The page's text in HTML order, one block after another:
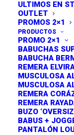
ULTIMOS EN
OUTLET
PROMOS 2×1
PRODUCTOS
PROMO 2×1
BABUCHAS
BABUCHA
REMERA
MUSCULOSA
MUSCULOSA
REMERA
REMERA
BUZO
BABUS +
PANTALÓN